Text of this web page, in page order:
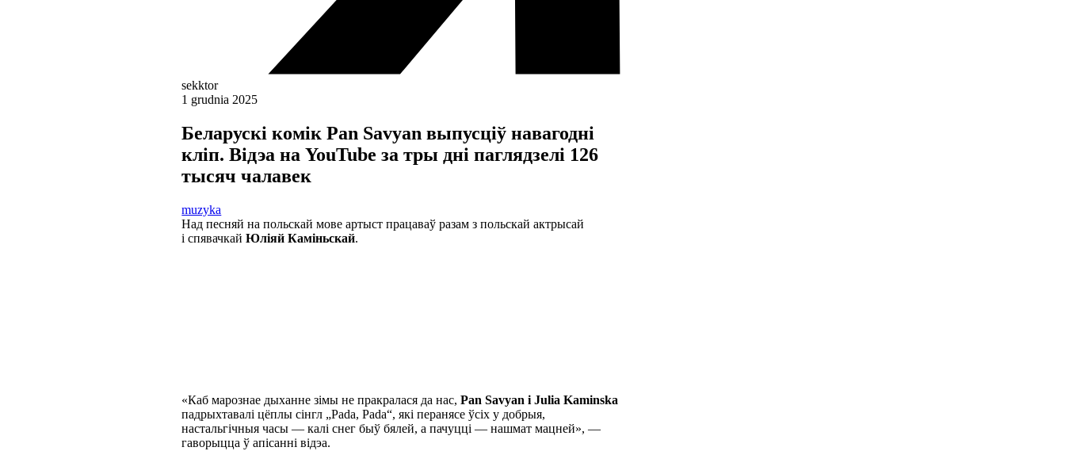
sekktor
1 grudnia 2025
Беларускі комік Pan Savyan выпусціў навагодні
кліп. Відэа на YouTube за тры дні паглядзелі 126
тысяч чалавек
muzyka
Над песняй на польскай мове артыст працаваў разам з польскай актрысай
і спявачкайЮліяй Каміньскай.
«Каб марознае дыханне зімы не пракралася да нас,Pan Savyan і Julia Kaminska
падрыхтавалі цёплы сінгл „Pada, Pada“, які перанясе ўсіх у добрыя,
настальгічныя часы — калі снег быў бялей, а пачуцці — нашмат мацней», —
гаворыцца ў апісанні відэа.